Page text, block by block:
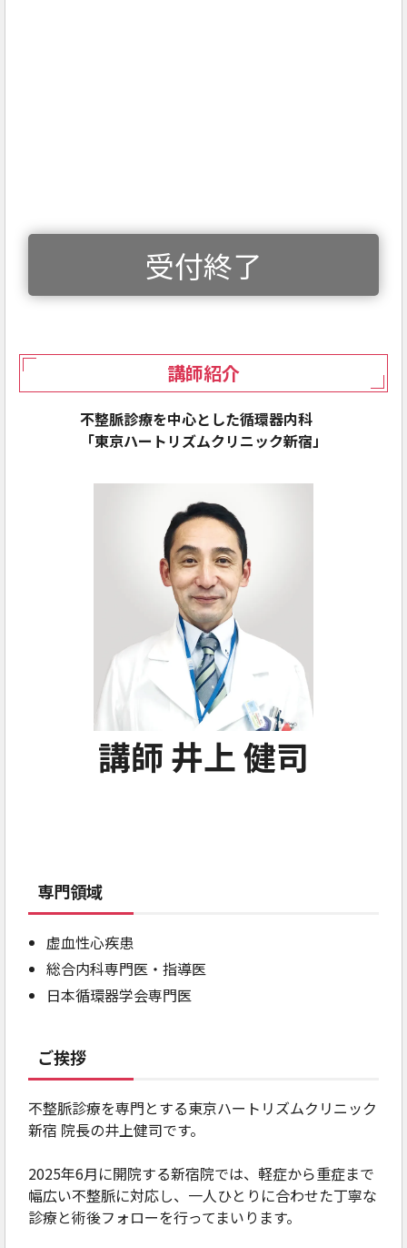
受付終了
講師紹介
不整脈診療を中心とした循環器内科
「東京ハートリズムクリニック新宿」
講師 井上 健司
専門領域
虚血性心疾患
総合内科専門医・指導医
日本循環器学会専門医
ご挨拶
不整脈診療を専門とする東京ハートリズムクリニック
新宿 院長の井上健司です。
2025年6月に開院する新宿院では、軽症から重症まで
幅広い不整脈に対応し、一人ひとりに合わせた丁寧な
診療と術後フォローを行ってまいります。